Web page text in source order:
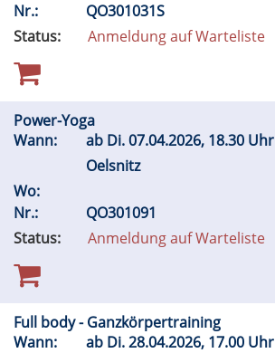
Nr.:
QO301031S
Status:
Anmeldung auf Warteliste
Power-Yoga
Wann:
ab Di.07.04.2026, 18.30 Uhr
Oelsnitz
Wo:
Nr.:
QO301091
Status:
Anmeldung auf Warteliste
Full body - Ganzkörpertraining
Wann:
ab Di.28.04.2026, 17.00 Uhr